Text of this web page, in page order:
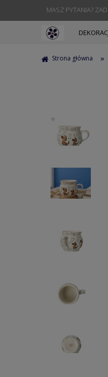
MASZ PYTANIA?
Strona główna »